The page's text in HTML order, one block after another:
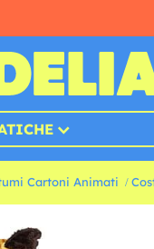
Cartoni Animati